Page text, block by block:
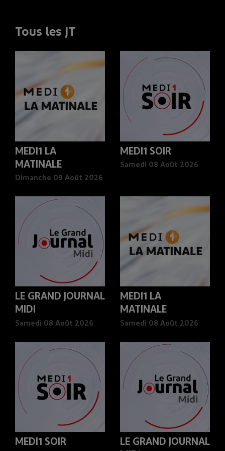
Tous les JT
MEDI1 LA
MATINALE
Dimanche 09 Août 2026
MEDI1 SOIR
Samedi 08 Août 2026
LE GRAND JOURNAL
MIDI
Samedi 08 Août 2026
MEDI1 LA
MATINALE
Samedi 08 Août 2026
MEDI1 SOIR
LE GRAND JOURNAL